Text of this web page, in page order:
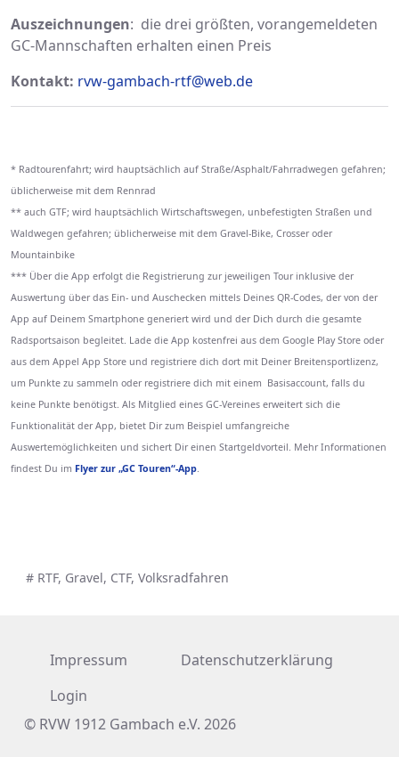
Auszeichnungen: die drei größten, vorangemeldeten
GC-Mannschaften erhalten einen Preis
Kontakt: rvw-gambach-rtf@web.de
* Radtourenfahrt; wird hauptsächlich auf Straße/Asphalt/Fahrradwegen gefahren;
üblicherweise mit dem Rennrad
** auch GTF; wird hauptsächlich Wirtschaftswegen, unbefestigten Straßen und
Waldwegen gefahren; üblicherweise mit dem Gravel-Bike, Crosser oder
Mountainbike
*** Über die App erfolgt die Registrierung zur jeweiligen Tour inklusive der
Auswertung über das Ein- und Auschecken mittels Deines QR-Codes, der von der
App auf Deinem Smartphone generiert wird und der Dich durch die gesamte
Radsportsaison begleitet. Lade die App kostenfrei aus dem Google Play Store oder
aus dem Appel App Store und registriere dich dort mit Deiner Breitensportlizenz,
um Punkte zu sammeln oder registriere dich mit einem Basisaccount, falls du
keine Punkte benötigst. Als Mitglied eines GC-Vereines erweitert sich die
Funktionalität der App, bietet Dir zum Beispiel umfangreiche
Auswertemöglichkeiten und sichert Dir einen Startgeldvorteil. Mehr Informationen
findest Du im Flyer zur „GC Touren“-App.
# RTF, Gravel, CTF, Volksradfahren
Impressum
Datenschutzerklärung
Login
© RVW 1912 Gambach e.V. 2026